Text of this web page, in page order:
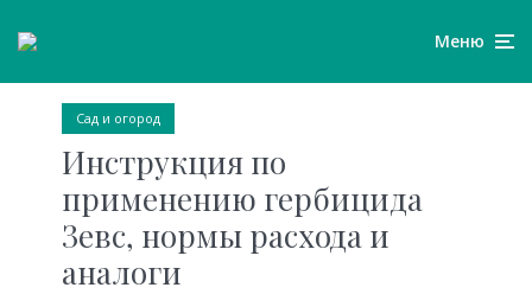
Меню
Сад и огород
Инструкция по
применению гербицида
Зевс, нормы расхода и
аналоги